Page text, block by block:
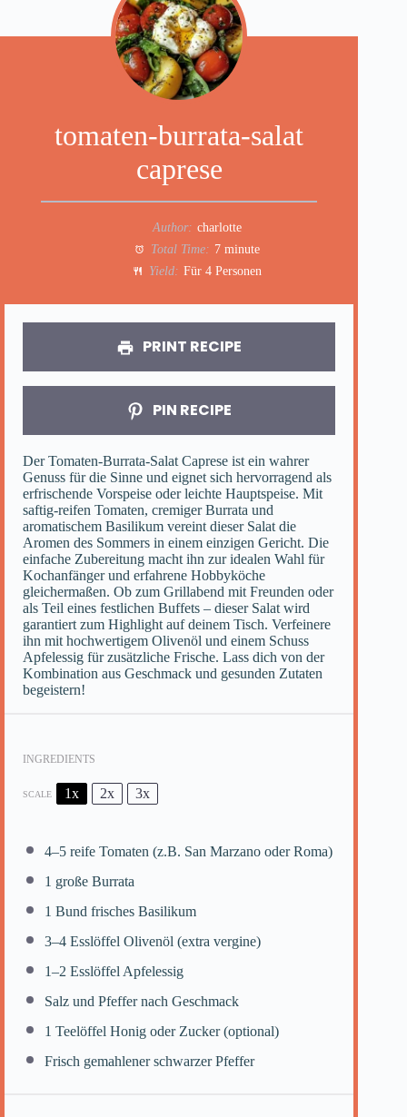
tomaten-burrata-salat
caprese
Author: charlotte
Total Time: 7 minute
Yield: Für 4 Personen
PRINT RECIPE
PIN RECIPE
Der Tomaten-Burrata-Salat Caprese ist ein wahrer
Genuss für die Sinne und eignet sich hervorragend als
erfrischende Vorspeise oder leichte Hauptspeise. Mit
saftig-reifen Tomaten, cremiger Burrata und
aromatischem Basilikum vereint dieser Salat die
Aromen des Sommers in einem einzigen Gericht. Die
einfache Zubereitung macht ihn zur idealen Wahl für
Kochanfänger und erfahrene Hobbyköche
gleichermaßen. Ob zum Grillabend mit Freunden oder
als Teil eines festlichen Buffets – dieser Salat wird
garantiert zum Highlight auf deinem Tisch. Verfeinere
ihn mit hochwertigem Olivenöl und einem Schuss
Apfelessig für zusätzliche Frische. Lass dich von der
Kombination aus Geschmack und gesunden Zutaten
begeistern!
INGREDIENTS
SCALE 1x 2x 3x
4–5 reife Tomaten (z.B. San Marzano oder Roma)
1 große Burrata
1 Bund frisches Basilikum
3–4 Esslöffel Olivenöl (extra vergine)
1–2 Esslöffel Apfelessig
Salz und Pfeffer nach Geschmack
1 Teelöffel Honig oder Zucker (optional)
Frisch gemahlener schwarzer Pfeffer